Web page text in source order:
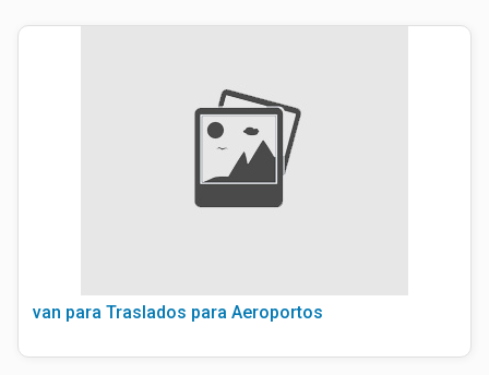
van para Traslados para Aeroportos